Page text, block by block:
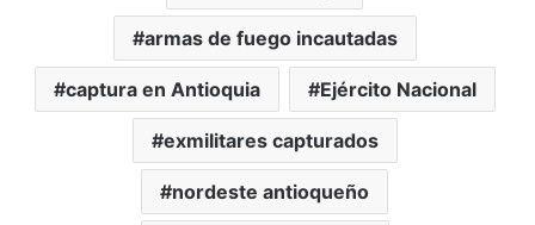
armas de fuego incautadas
captura en Antioquia Ejército Nacional
exmilitares capturados
nordeste antioqueño